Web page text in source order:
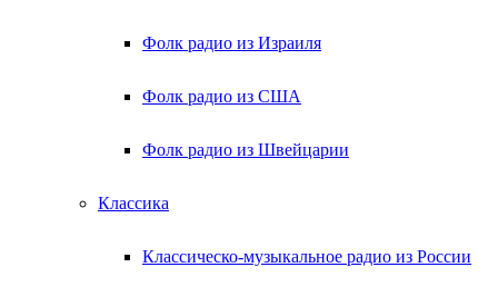
Фолк радио из Израиля
Фолк радио из США
Фолк радио из Швейцарии
Классика
Классическо-музыкальное радио из России